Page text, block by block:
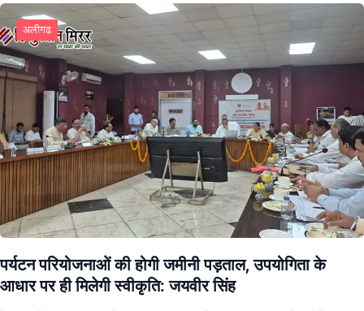
अलीगढ
पर्यटन परियोजनाओं की होगी जमीनी पड़ताल, उपयोगिता के
आधार पर ही मिलेगी स्वीकृति: जयवीर सिंह